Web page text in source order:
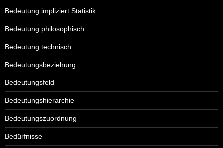
Bedeutung impliziert Statistik
Bedeutung philosophisch
Bedeutung technisch
Bedeutungsbeziehung
Bedeutungsfeld
Bedeutungshierarchie
Bedeutungszuordnung
Bedürfnisse